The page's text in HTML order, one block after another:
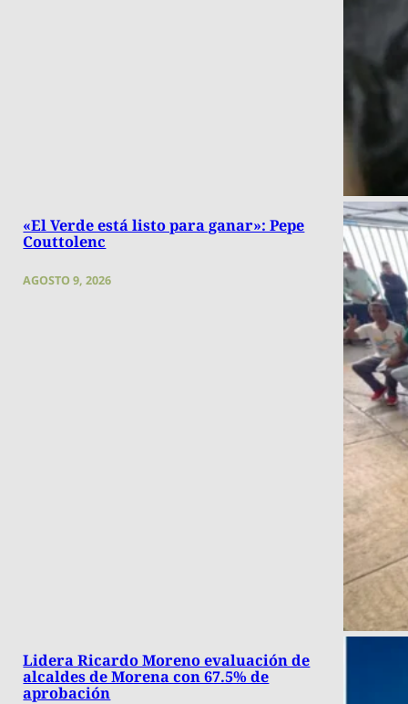
«El Verde está listo para ganar»: Pepe
Couttolenc
AGOSTO 9, 2026
Lidera Ricardo Moreno evaluación de
alcaldes de Morena con 67.5% de
aprobación